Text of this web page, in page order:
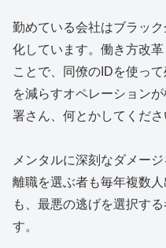
勤めている会社はブラッ
化しています。働き方改
ことで、同僚のIDを使っ
を減らすオペレーション
署さん、何とかしてくださ
メンタルに深刻なダメー
離職を選ぶ者も毎年複数
も、最悪の逃げを選択す
す。